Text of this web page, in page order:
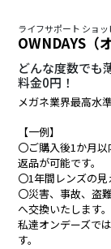
ライフサポート ショ
OWNDAYS（
どんな度数でも
料金0円！
メガネ業界最高水
【一例】
〇ご購入後1か月
返品が可能です。
〇1年間レンズの見
〇災害、事故、盗
へ交換いたします。
私達オンデーズで
す。